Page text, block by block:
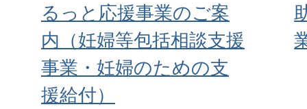
るっと応援事業のご案
内（妊婦等包括相談支援
事業・妊婦のための支
援給付）